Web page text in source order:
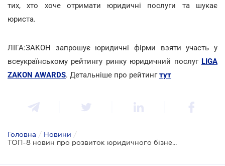
тих, хто хоче отримати юридичні послуги та шукає
юриста.
ЛІГА:ЗАКОН запрошує юридичні фірми взяти участь у
всеукраїнському рейтингу ринку юридичний послуг LIGA
ZAKON AWARDS. Детальніше про рейтингтут
Головна / Новини /
ТОП-8 новин про розвиток юридичного бізнесу